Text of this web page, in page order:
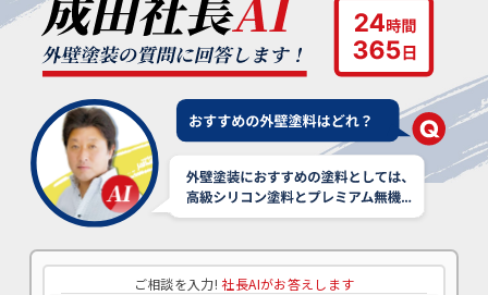
ご相談を入力! 社長AIがお答えします